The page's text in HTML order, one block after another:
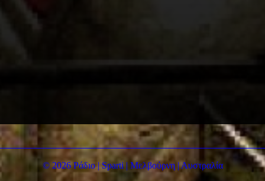
© 2026 Ράδιο | Sparti | Μελβούρνη | Αυστραλία